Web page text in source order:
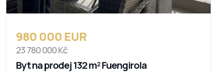
980 000 EUR
23 780 000 Kč
Byt na prodej 132 m² Fuengirola